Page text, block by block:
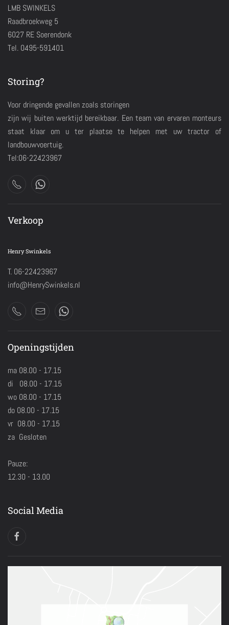
LMB SWINKELS
Raadbroekweg 5
6027 RE Soerendonk
Tel. 0495-591401
Storing?
Voor dringende gevallen zoals storingen
zijn wij buiten werktijd bereikbaar. Een team van ervaren monteurs
staat klaar om u ter plaatse te helpen met uw tractor of
landbouwvoertuig.
Tel:06-22423967
Verkoop
Henry Swinkels
T. 06-22423967
info@HenrySwinkels.nl
Openingstijden
ma 08.00 - 17.15
di 08.00 - 17.15
wo 08.00 - 17.15
do 08.00 - 17.15
vr 08.00 - 17.15
za Gesloten
Pauze:
12.30 - 13.00
Social Media